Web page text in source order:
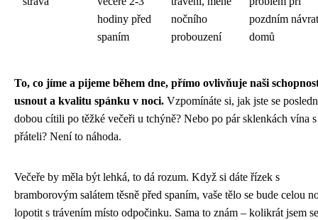
hodiny před
spaním
nočního
probouzení
pozdním
domů
To, co jíme a pijeme během dne, přímo ovlivňuje naši
usnout a kvalitu spánku v noci. Vzpomínáte si, jak jste se
dobou cítili po těžké večeři u tchýně? Nebo po pár sklenkách vína s
přáteli? Není to náhoda.
Večeře by měla být lehká, to dá rozum. Když si dáte řízek s
bramborovým salátem těsně před spaním, vaše tělo se bude celou
lopotit s trávením místo odpočinku. Sama to znám – kolikrát jsem se